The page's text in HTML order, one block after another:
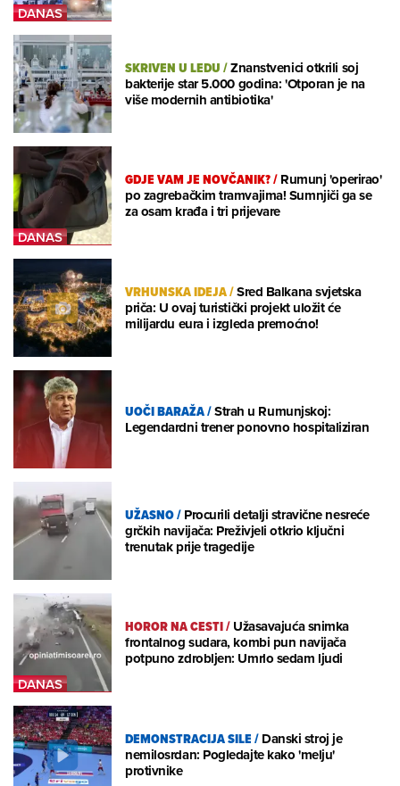
SKRIVEN U LEDU/Znanstvenici otkrili soj
bakterije star 5.000 godina: 'Otporan je na
više modernih antibiotika'
GDJE VAM JE NOVČANIK?/Rumunj 'operirao'
po zagrebačkim tramvajima! Sumnjiči ga se
za osam krađa i tri prijevare
VRHUNSKA IDEJA/Sred Balkana svjetska
priča: U ovaj turistički projekt uložit će
milijardu eura i izgleda premoćno!
UOČI BARAŽA/Strah u Rumunjskoj:
Legendardni trener ponovno hospitaliziran
UŽASNO/Procurili detalji stravične nesreće
grčkih navijača: Preživjeli otkrio ključni
trenutak prije tragedije
HOROR NA CESTI/Užasavajuća snimka
frontalnog sudara, kombi pun navijača
potpuno zdrobljen: Umrlo sedam ljudi
DEMONSTRACIJA SILE/Danski stroj je
nemilosrdan: Pogledajte kako 'melju'
protivnike